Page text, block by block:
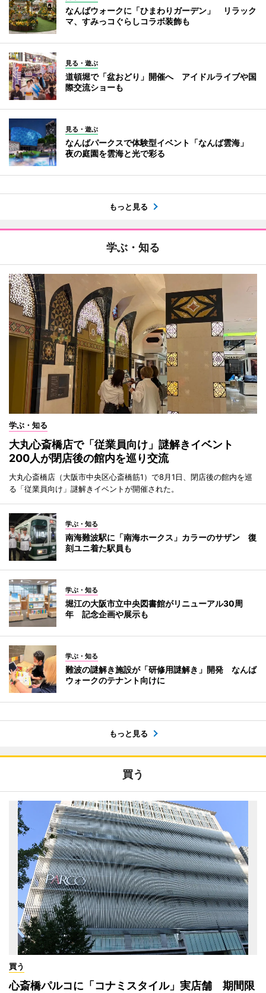
なんばウォークに「ひまわりガーデン」 リラック
マ、すみっコぐらしコラボ装飾も
見る・遊ぶ
道頓堀で「盆おどり」開催へ アイドルライブや国
際交流ショーも
見る・遊ぶ
なんばパークスで体験型イベント「なんば雲海」
夜の庭園を雲海と光で彩る
もっと見る
学ぶ・知る
学ぶ・知る
大丸心斎橋店で「従業員向け」謎解きイベント
200人が閉店後の館内を巡り交流
大丸心斎橋店（大阪市中央区心斎橋筋1）で8月1日、閉店後の館内を巡
る「従業員向け」謎解きイベントが開催された。
学ぶ・知る
南海難波駅に「南海ホークス」カラーのサザン 復
刻ユニ着た駅員も
学ぶ・知る
堀江の大阪市立中央図書館がリニューアル30周
年 記念企画や展示も
学ぶ・知る
難波の謎解き施設が「研修用謎解き」開発 なんば
ウォークのテナント向けに
もっと見る
買う
買う
心斎橋パルコに「コナミスタイル」実店舗 期間限